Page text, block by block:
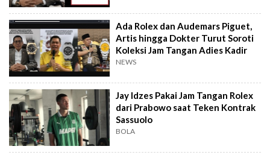
Ada Rolex dan Audemars Piguet,
Artis hingga Dokter Turut Soroti
Koleksi Jam Tangan Adies Kadir
NEWS
Jay Idzes Pakai Jam Tangan Rolex
dari Prabowo saat Teken Kontrak
Sassuolo
BOLA